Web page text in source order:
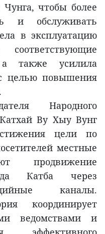
чтобы более
и обслуживать
в эксплуатацию
также усилила
целью повышения
Народного
Ву Хыу Вунг
цели по
местные
продвижение
Катба через
каналы.
координирует
ведомствами и